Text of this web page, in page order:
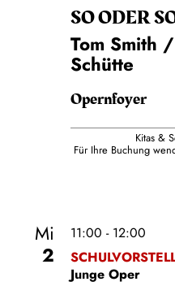
SO ODER
Tom Smith
Schütte
Opernfoyer
Kitas &
Für Ihre Buchung
Mi
2
11:00 - 12:00
Junge Oper